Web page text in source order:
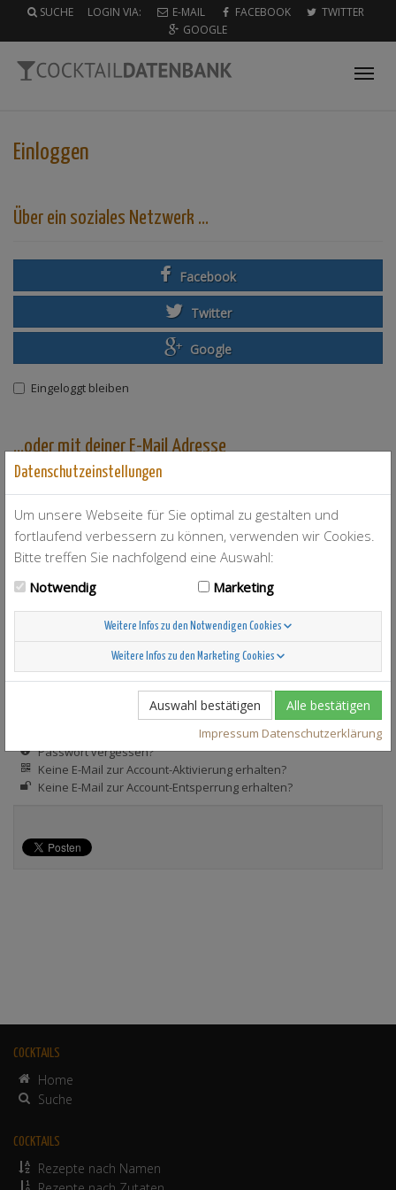
SUCHE LOGIN VIA: E-MAIL FACEBOOK
TWITTER
GOOGLE
Einloggen
Über ein soziales Netzwerk ...
Facebook
Twitter
Google
Eingeloggt bleiben
…oder mit deiner E-Mail Adresse
Neu bei der Cocktaildatenbank? Dannregistriere dichkostenlos!
E-Mail
Passwort
Eingeloggt bleiben
Passwort vergessen?
Keine E-Mail zur Account-Aktivierung erhalten?
Keine E-Mail zur Account-Entsperrung erhalten?
COCKTAILS
Home
Suche
COCKTAILS
Rezepte nach Namen
Datenschutzeinstellungen
Um unsere Webseite für Sie optimal zu gestalten und
fortlaufend verbessern zu können, verwenden wir Cookies.
Bitte treffen Sie nachfolgend eine Auswahl:
Notwendig
Marketing
Weitere Infos zu den Notwendigen Cookies
Weitere Infos zu den Marketing Cookies
Auswahl bestätigen Alle bestätigen
Impressum Datenschutzerklärung